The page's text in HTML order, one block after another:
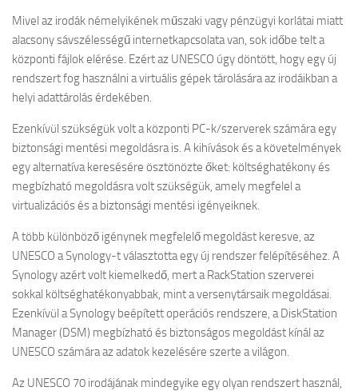
Mivel az irodák némelyikének műszaki vagy pénzügyi korlátai miatt
alacsony sávszélességű internetkapcsolata van, sok időbe telt a
központi fájlok elérése. Ezért az UNESCO úgy döntött, hogy egy új
rendszert fog használni a virtuális gépek tárolására az irodáikban a
helyi adattárolás érdekében.
Ezenkívül szükségük volt a központi PC-k/szerverek számára egy
biztonsági mentési megoldásra is. A kihívások és a követelmények
egy alternatíva keresésére ösztönözte őket: költséghatékony és
megbízható megoldásra volt szükségük, amely megfelel a
virtualizációs és a biztonsági mentési igényeiknek.
A több különböző igénynek megfelelő megoldást keresve, az
UNESCO a Synology-t választotta egy új rendszer felépítéséhez. A
Synology azért volt kiemelkedő, mert a RackStation szerverei
sokkal költséghatékonyabbak, mint a versenytársaik megoldásai.
Ezenkívül a Synology beépített operációs rendszere, a DiskStation
Manager (DSM) megbízható és biztonságos megoldást kínál az
UNESCO számára az adatok kezelésére szerte a világon.
Az UNESCO 70 irodájának mindegyike egy olyan rendszert használ,